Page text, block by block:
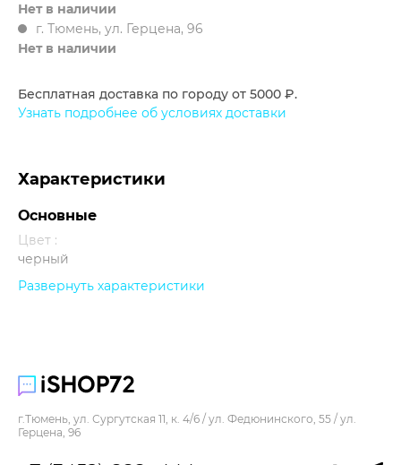
Нет в наличии
г. Тюмень, ул. Герцена, 96
Нет в наличии
Бесплатная доставка по городу от 5000 ₽.
Узнать подробнее об условиях доставки
Характеристики
Основные
Цвет :
черный
Прочее
Развернуть характеристики
г.Тюмень, ул. Сургутская 11, к. 4/6 / ул. Федюнинского, 55 / ул.
Герцена, 96